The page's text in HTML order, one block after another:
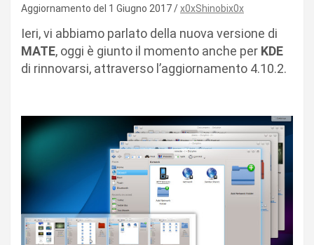
Aggiornamento del 1 Giugno 2017 x0xShinobix0x
Ieri, vi abbiamo parlato della nuova versione di
MATE, oggi è giunto il momento anche per KDE
di rinnovarsi, attraverso l’aggiornamento 4.10.2.